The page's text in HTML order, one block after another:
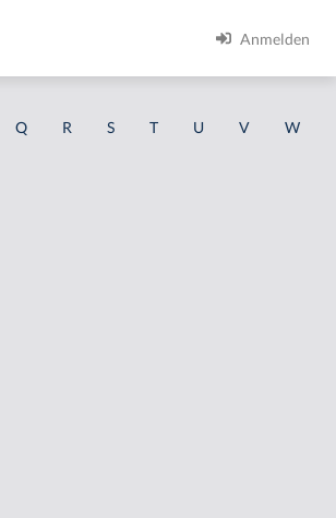
Anmelden
Q R S T U V W